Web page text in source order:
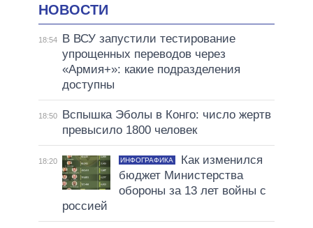
НОВОСТИ
18:54
В ВСУ запустили тестирование
упрощенных переводов через
«Армия+»: какие подразделения
доступны
18:50
Вспышка Эболы в Конго: число жертв
превысило 1800 человек
18:20 ИНФОГРАФИКА
Как изменился
бюджет Министерства
обороны за 13 лет войны с
россией